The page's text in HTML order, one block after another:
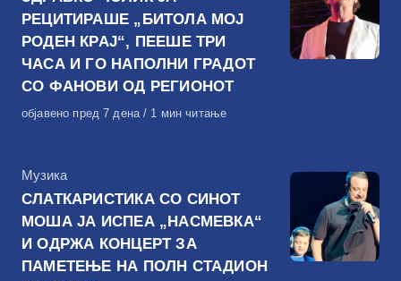
РЕЦИТИРАШЕ „БИТОЛА МОЈ
РОДЕН КРАЈ“, ПЕЕШЕ ТРИ
ЧАСА И ГО НАПОЛНИ ГРАДОТ
СО ФАНОВИ ОД РЕГИОНОТ
Објавено
објавено пред 7 дена 1 мин читање
КАтегорија
Музика
СЛАТКАРИСТИКА СО СИНОТ
МОША ЈА ИСПЕА „НАСМЕВКА“
И ОДРЖА КОНЦЕРТ ЗА
ПАМЕТЕЊЕ НА ПОЛН СТАДИОН